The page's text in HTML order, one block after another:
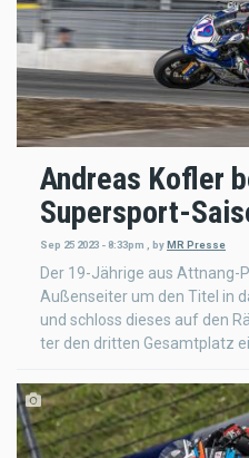
Andreas Kofler
Supersport-
Sep 25 2023 - 8:33pm , byMR Presse
Der 19-Jährige aus Attnang-
Außenseiter um den Titel in
und schloss dieses auf den
ter den dritten Gesamtplatz